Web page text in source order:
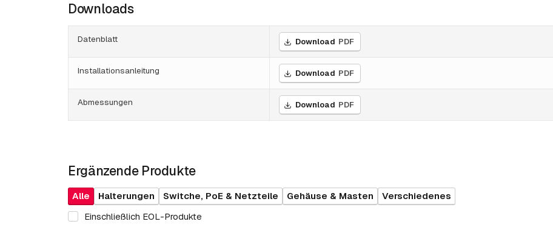
Downloads
Datenblatt Download PDF
Installationsanleitung Download PDF
Abmessungen Download PDF
Ergänzende Produkte
Alle Halterungen Switche, PoE & Netzteile Gehäuse & Masten
Verschiedenes
Einschließlich EOL-Produkte